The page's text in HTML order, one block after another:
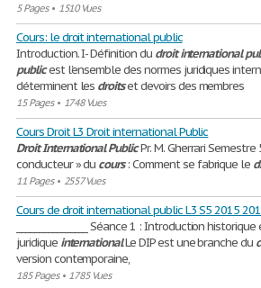
5 Pages• 1510 Vues
Cours: le droit international public
Introduction. I- Définition dudroitinternational
publicest l’ensemble des normes juridiques
déterminent les droitset devoirs des membres
15 Pages• 1748 Vues
Cours Droit L3 Droit international Public
DroitInternational PublicPr. M. Gherrari
conducteur » ducours: Comment se fabrique le
11 Pages• 2557 Vues
Cours de droit international public L3 S5 2015
________________ Séance 1 : Introduction
juridique internationalLe DIP est une branche du
version contemporaine,
185 Pages• 1785 Vues